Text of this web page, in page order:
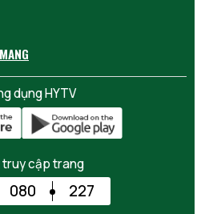
dụng HYTV
truy cập trang
080 227